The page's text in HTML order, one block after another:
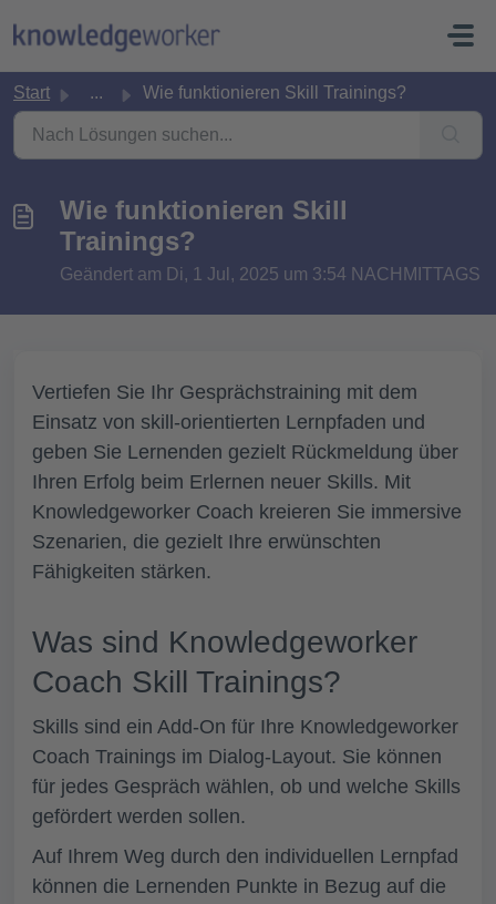
Start ... Wie funktionieren Skill Trainings?
Wie funktionieren Skill
Trainings?
Geändert am Di, 1 Jul, 2025 um 3:54 NACHMITTAGS
Vertiefen Sie Ihr Gesprächstraining mit dem
Einsatz von skill-orientierten Lernpfaden und
geben Sie Lernenden gezielt Rückmeldung über
Ihren Erfolg beim Erlernen neuer Skills. Mit
Knowledgeworker Coach kreieren Sie immersive
Szenarien, die gezielt Ihre erwünschten
Fähigkeiten stärken.
Was sind Knowledgeworker
Coach Skill Trainings?
Skills sind ein Add-On für Ihre Knowledgeworker
Coach Trainings im Dialog-Layout. Sie können
für jedes Gespräch wählen, ob und welche Skills
gefördert werden sollen.
Auf Ihrem Weg durch den individuellen Lernpfad
können die Lernenden Punkte in Bezug auf die